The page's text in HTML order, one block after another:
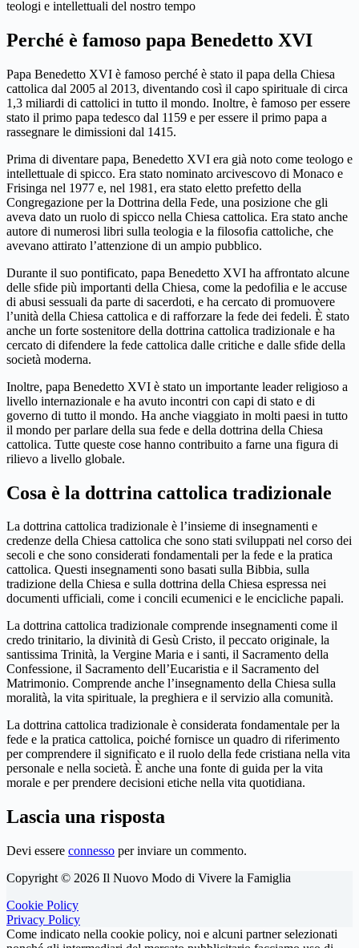
teologi e intellettuali del nostro tempo
Perché è famoso papa Benedetto XVI
Papa Benedetto XVI è famoso perché è stato il papa della Chiesa
cattolica dal 2005 al 2013, diventando così il capo spirituale di circa
1,3 miliardi di cattolici in tutto il mondo. Inoltre, è famoso per essere
stato il primo papa tedesco dal 1159 e per essere il primo papa a
rassegnare le dimissioni dal 1415.
Prima di diventare papa, Benedetto XVI era già noto come teologo e
intellettuale di spicco. Era stato nominato arcivescovo di Monaco e
Frisinga nel 1977 e, nel 1981, era stato eletto prefetto della
Congregazione per la Dottrina della Fede, una posizione che gli
aveva dato un ruolo di spicco nella Chiesa cattolica. Era stato anche
autore di numerosi libri sulla teologia e la filosofia cattoliche, che
avevano attirato l’attenzione di un ampio pubblico.
Durante il suo pontificato, papa Benedetto XVI ha affrontato alcune
delle sfide più importanti della Chiesa, come la pedofilia e le accuse
di abusi sessuali da parte di sacerdoti, e ha cercato di promuovere
l’unità della Chiesa cattolica e di rafforzare la fede dei fedeli. È stato
anche un forte sostenitore della dottrina cattolica tradizionale e ha
cercato di difendere la fede cattolica dalle critiche e dalle sfide della
società moderna.
Inoltre, papa Benedetto XVI è stato un importante leader religioso a
livello internazionale e ha avuto incontri con capi di stato e di
governo di tutto il mondo. Ha anche viaggiato in molti paesi in tutto
il mondo per parlare della sua fede e della dottrina della Chiesa
cattolica. Tutte queste cose hanno contribuito a farne una figura di
rilievo a livello globale.
Cosa è la dottrina cattolica tradizionale
La dottrina cattolica tradizionale è l’insieme di insegnamenti e
credenze della Chiesa cattolica che sono stati sviluppati nel corso dei
secoli e che sono considerati fondamentali per la fede e la pratica
cattolica. Questi insegnamenti sono basati sulla Bibbia, sulla
tradizione della Chiesa e sulla dottrina della Chiesa espressa nei
documenti ufficiali, come i concili ecumenici e le encicliche papali.
La dottrina cattolica tradizionale comprende insegnamenti come il
credo trinitario, la divinità di Gesù Cristo, il peccato originale, la
santissima Trinità, la Vergine Maria e i santi, il Sacramento della
Confessione, il Sacramento dell’Eucaristia e il Sacramento del
Matrimonio. Comprende anche l’insegnamento della Chiesa sulla
moralità, la vita spirituale, la preghiera e il servizio alla comunità.
La dottrina cattolica tradizionale è considerata fondamentale per la
fede e la pratica cattolica, poiché fornisce un quadro di riferimento
per comprendere il significato e il ruolo della fede cristiana nella vita
personale e nella società. È anche una fonte di guida per la vita
morale e per prendere decisioni etiche nella vita quotidiana.
Lascia una risposta
Devi essere connesso per inviare un commento.
Copyright © 2026 Il Nuovo Modo di Vivere la Famiglia
Cookie Policy
Privacy Policy
Come indicato nella cookie policy, noi e alcuni partner selezionati